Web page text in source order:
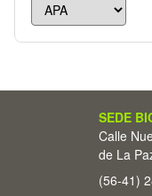
SEDE
Calle
de La
(56-41)